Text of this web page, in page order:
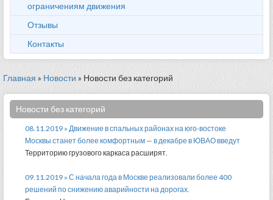
ограничениям движения
Отзывы
Контакты
Главная » Новости » Новости без категорий
Новости без категорий
08.11.2019 » Движение в спальных районах на юго-востоке
Москвы станет более комфортным — в декабре в ЮВАО введут
Территорию грузового каркаса расширят.
09.11.2019 » С начала года в Москве реализовали более 400
решений по снижению аварийности на дорогах.